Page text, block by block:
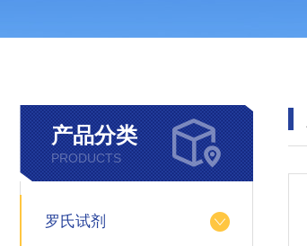
产品分类
PRODUCTS
罗氏试剂